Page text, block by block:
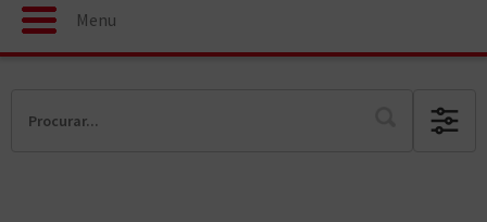
Menu